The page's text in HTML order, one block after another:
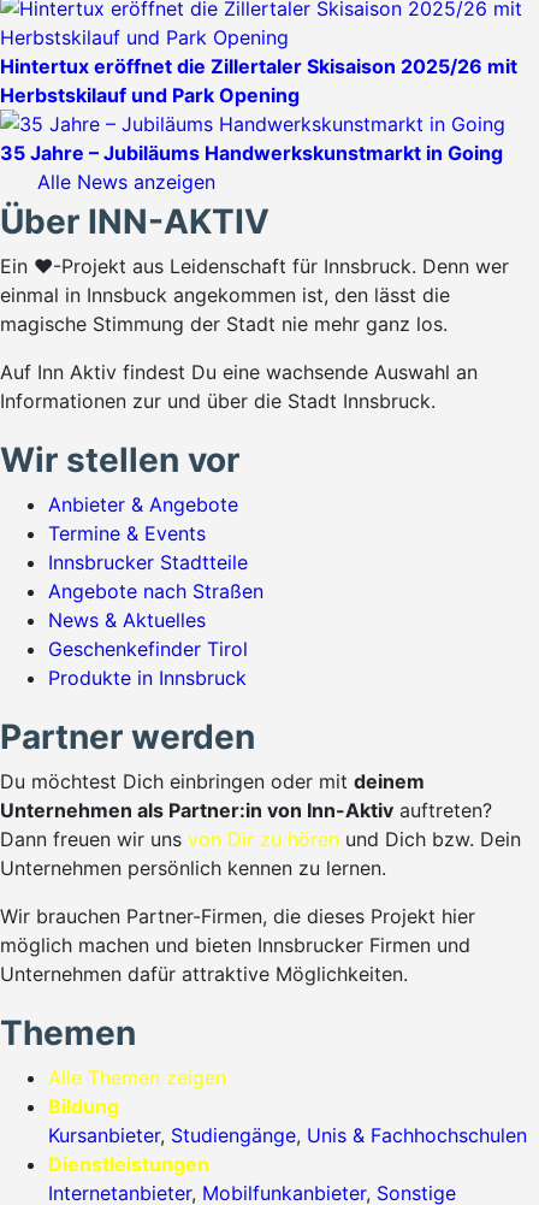
Hintertux eröffnet die Zillertaler Skisaison 2025/26 mit
Herbstskilauf und Park Opening
35 Jahre – Jubiläums Handwerkskunstmarkt in Going
Alle News anzeigen
Über INN-AKTIV
Ein ♥-Projekt aus Leidenschaft für Innsbruck. Denn wer
einmal in Innsbuck angekommen ist, den lässt die
magische Stimmung der Stadt nie mehr ganz los.
Auf Inn Aktiv findest Du eine wachsende Auswahl an
Informationen zur und über die Stadt Innsbruck.
Wir stellen vor
Anbieter & Angebote
Termine & Events
Innsbrucker Stadtteile
Angebote nach Straßen
News & Aktuelles
Geschenkefinder Tirol
Produkte in Innsbruck
Partner werden
Du möchtest Dich einbringen oder mit deinem
Unternehmen als Partner:in von Inn-Aktiv auftreten?
Dann freuen wir uns von Dir zu hören und Dich bzw. Dein
Unternehmen persönlich kennen zu lernen.
Wir brauchen Partner-Firmen, die dieses Projekt hier
möglich machen und bieten Innsbrucker Firmen und
Unternehmen dafür attraktive Möglichkeiten.
Themen
Alle Themen zeigen
Bildung
Kursanbieter, Studiengänge, Unis & Fachhochschulen
Dienstleistungen
Internetanbieter, Mobilfunkanbieter, Sonstige